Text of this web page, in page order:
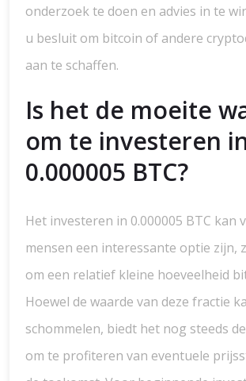
onderzoek te doen en advies in te
u besluit om bitcoin of andere
aan te schaffen.
Is het de moeite
om te investeren
0.000005 BTC?
Het investeren in 0.000005 BTC kan
mensen een interessante optie zijn,
om een relatief kleine hoeveelheid
Hoewel de waarde van deze fractie
schommelen, biedt het nog steeds
om te profiteren van eventuele